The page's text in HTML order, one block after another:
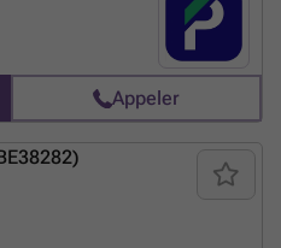
Appeler